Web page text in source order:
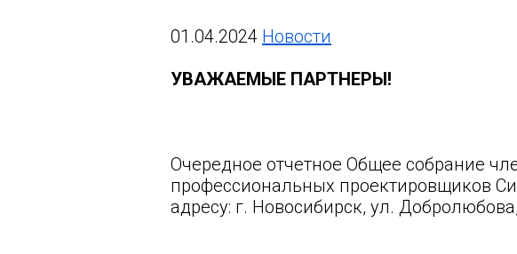
01.04.2024 Новости
УВАЖАЕМЫЕ ПАРТНЕРЫ!
Очередное отчетное Общее собрание
профессиональных проектировщиков
адресу: г. Новосибирск, ул.